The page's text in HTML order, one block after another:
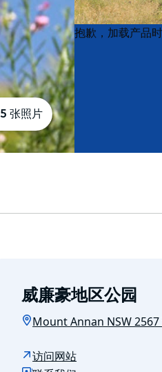
5 张照片
Product
Product
抱歉，加载产品
威廉豪地区公园
Mount Annan NSW 2567
访问网站